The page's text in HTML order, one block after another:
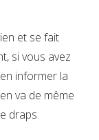
et se fait
si vous avez
informer la
va de même
draps.